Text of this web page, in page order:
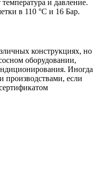
и давление.
в 110 °С и 16 Бар.
конструкциях, но
оборудовании,
Иногда
если